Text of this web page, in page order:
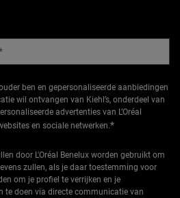
ben en gepersonaliseerde aanbiedingen
wil ontvangen van Kiehl’s, onderdeel van
advertenties van L’Oréal
en sociale netwerken.*
door L'Oréal Benelux worden gebruikt om
zullen, als je daar toestemming voor
om je profiel te verrijken en je
te doen via directe communicatie van